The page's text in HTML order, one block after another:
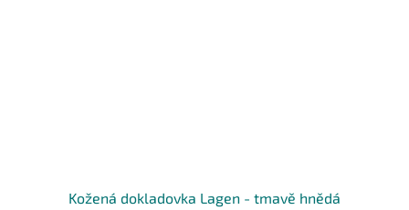
Kožená dokladovka Lagen - tmavě hnědá